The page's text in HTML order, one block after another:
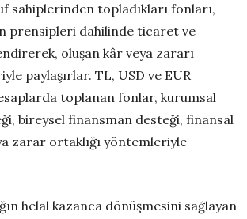
sahiplerinden topladıkları fonları,
prensipleri dahilinde ticaret ve
oluşan kâr veya zararı
paylaşırlar. TL, USD ve EUR
toplanan fonlar, kurumsal
bireysel finansman desteği, finansal
zarar ortaklığı yöntemleriyle
helal kazanca dönüşmesini sağlayan